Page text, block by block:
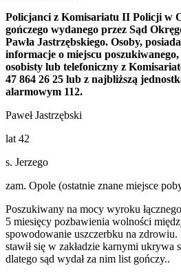
Policjanci z Komisariatu II Policji w
gończego wydanego przez Sąd
Pawła Jastrzębskiego. Osoby,
informacje o miejscu
osobisty lub telefoniczny z
47 864 26 25 lub z najbliższą
alarmowym 112.
Paweł Jastrzębski
lat 42
s. Jerzego
zam. Opole (ostatnie znane miejsce
Poszukiwany na mocy wyroku
5 miesięcy pozbawienia wolności
spowodowanie uszczerbku na
stawił się w zakładzie karnymi ukrywa
dlatego sąd wydał za nim list gończy..